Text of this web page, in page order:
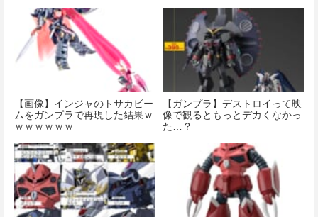
【画像】インジャのトサカビー
ムをガンプラで再現した結果ｗ
ｗｗｗｗｗｗ
【ガンプラ】デストロイって映
像で観るともっとデカくなかっ
た…？